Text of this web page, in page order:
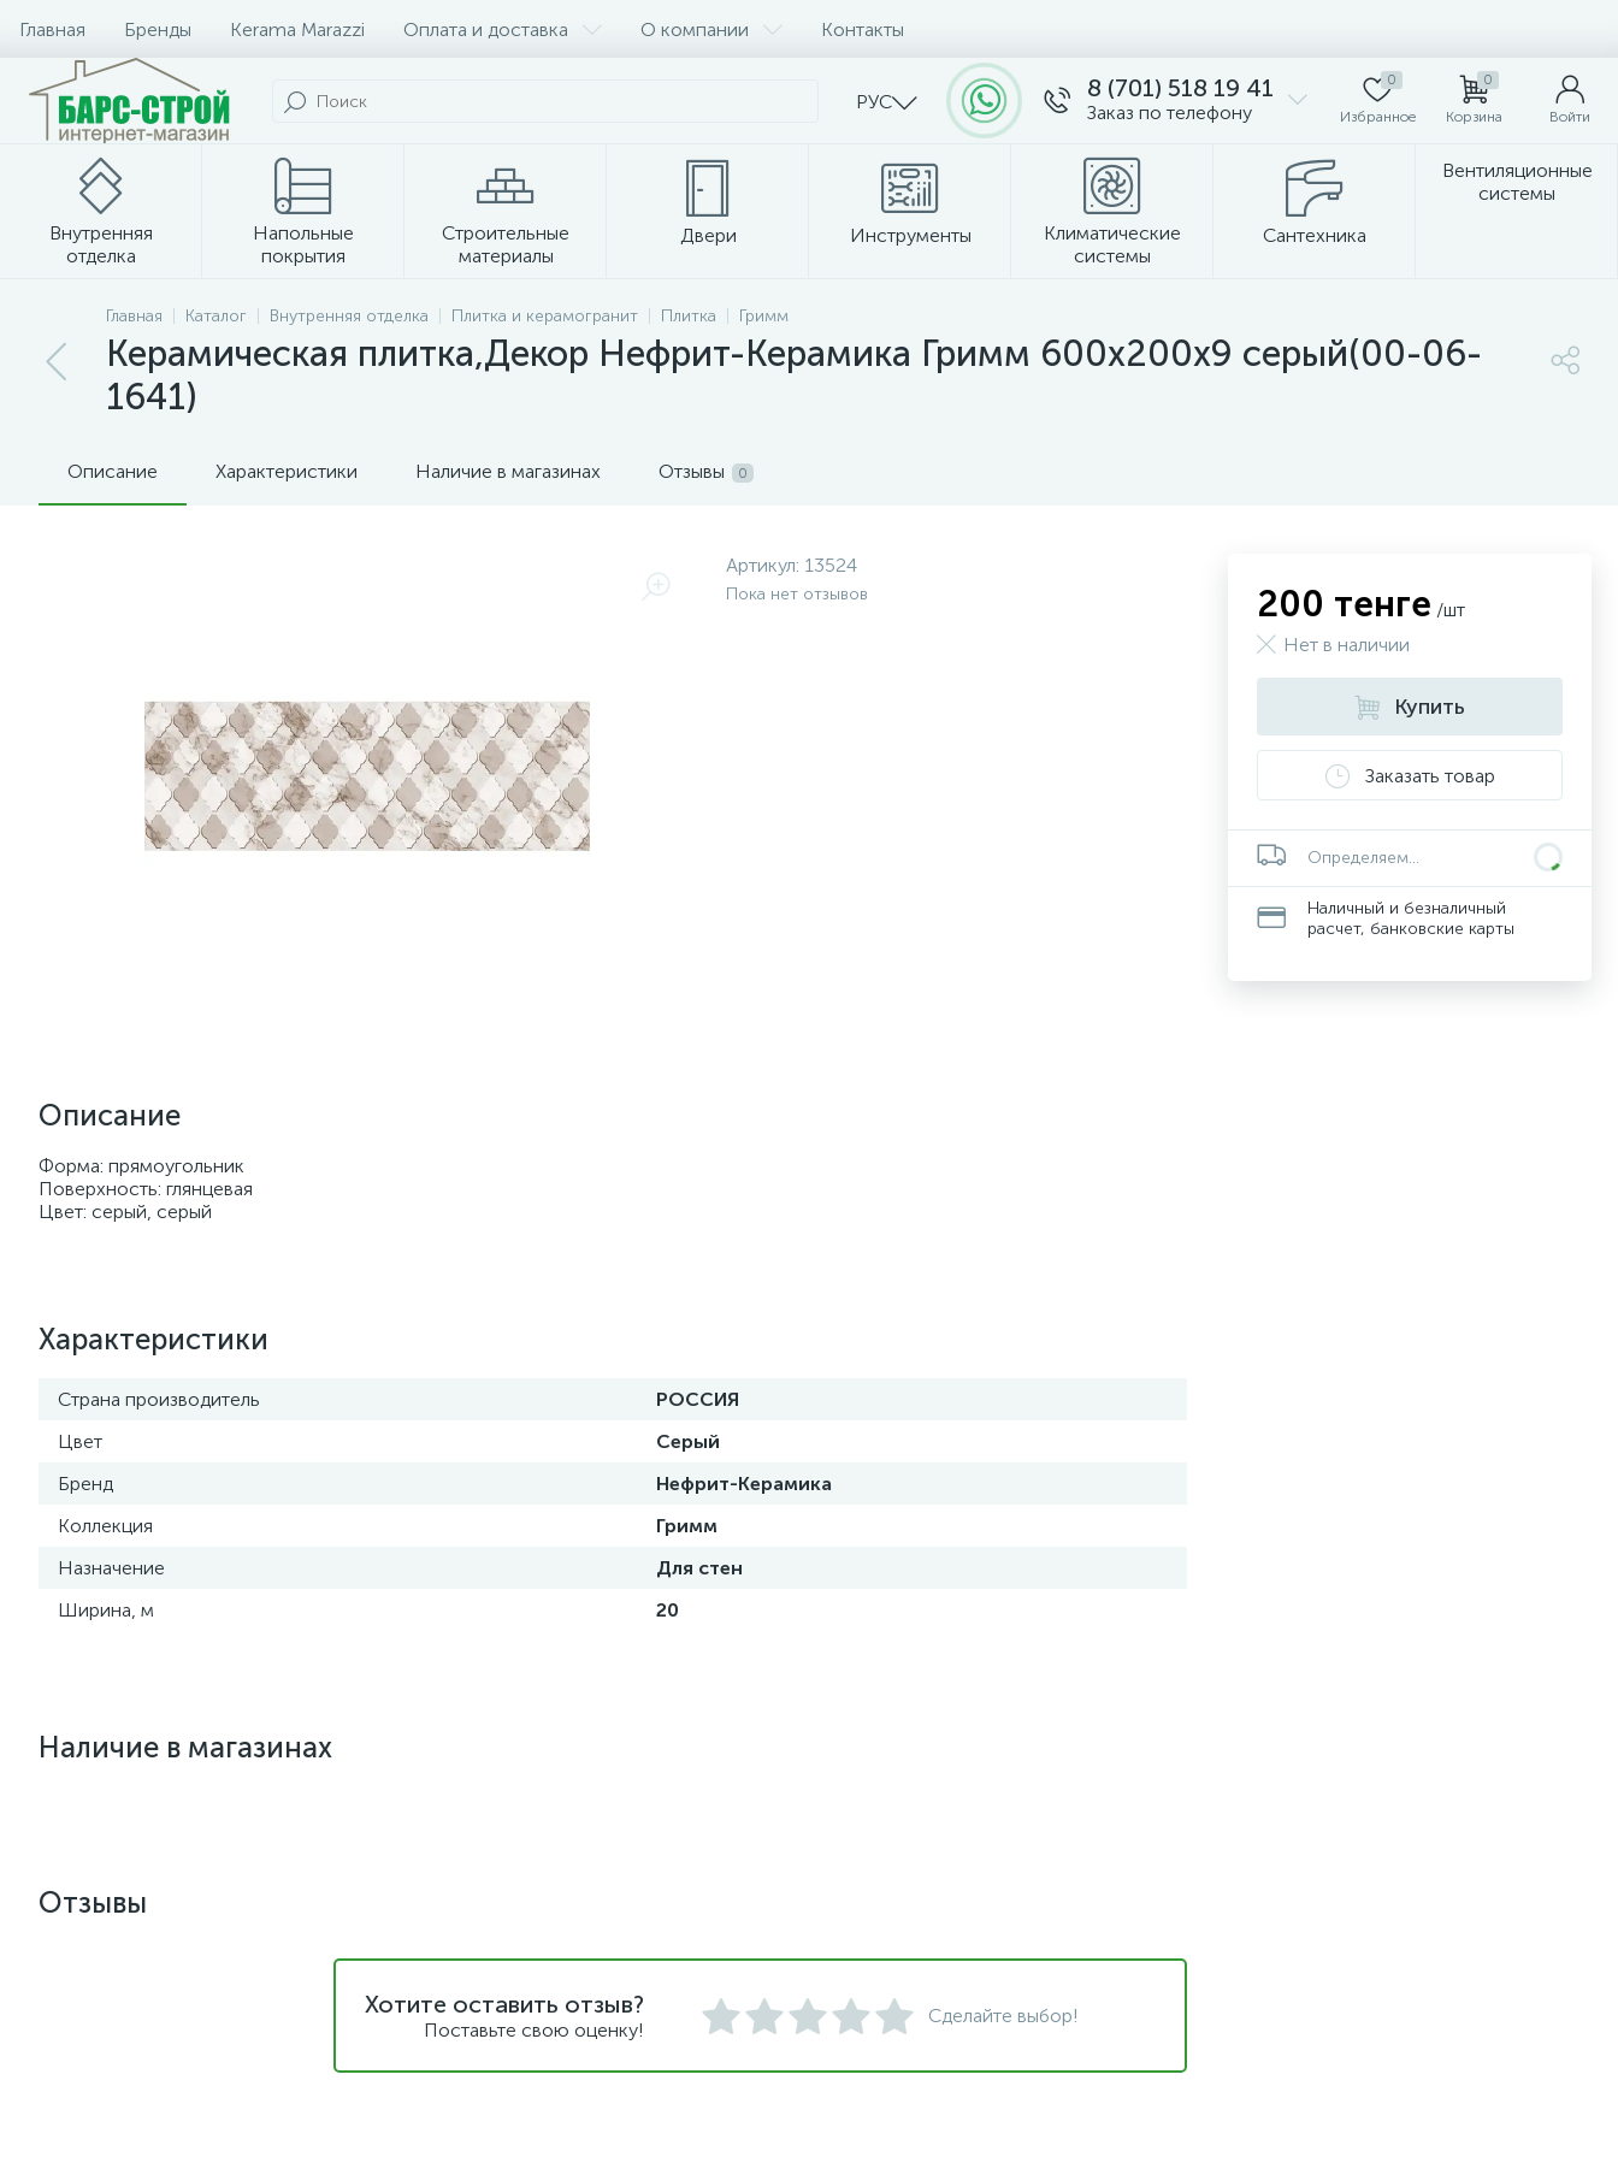
Главная Бренды Kerama Marazzi Оплата и доставка О компании Контакты
РУС 8 (701) 518 19 41
Заказ по телефону
0
Избранное
0
Корзина Войти
Внутренняя
отделка
Напольные
покрытия
Строительные
материалы
Двери Инструменты
Климатические
системы
Сантехника
Вентиляционные
системы
Плитка и керамогранит
Главная Каталог Внутренняя отделка Плитка и керамогранит Плитка Гримм
Керамическая плитка,Декор Нефрит-Керамика Гримм 600х200х9 серый(00-06-
1641)
Описание Характеристики Наличие в магазинах Отзывы 0
Артикул: 13524
Пока нет отзывов
Описание
Форма: прямоугольник
Поверхность: глянцевая
Цвет: серый, серый
Характеристики
Страна производитель
РОССИЯ
Цвет
Серый
Бренд
Нефрит-Керамика
Коллекция
Гримм
Назначение
Для стен
Ширина, м
20
Наличие в магазинах
200 тенге /шт
Нет в наличии
Купить
Заказать товар
Определяем...
Наличный и безналичный
расчет, банковские карты
Отзывы
Хотите оставить отзыв?
Поставьте свою оценку!
Сделайте выбор!